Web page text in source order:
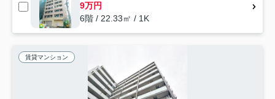
9万円
6階 / 22.33㎡ / 1K
賃貸マンション